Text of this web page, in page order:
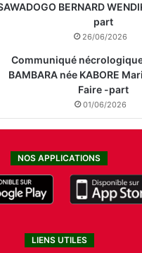
BERNARD
part
26/06/2026
Communiqué
BAMBARA née KABORE
Faire -part
01/06/2026
NOS APPLICATIONS
LIENS UTILES